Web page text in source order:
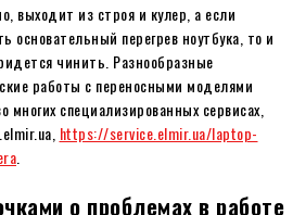
выходит из строя и кулер, а если
основательный перегрев ноутбука, то и
чинить. Разнообразные
работы с переносными моделями
многих специализированных сервисах,
https://service.elmir.ua/laptop-
о проблемах в работе